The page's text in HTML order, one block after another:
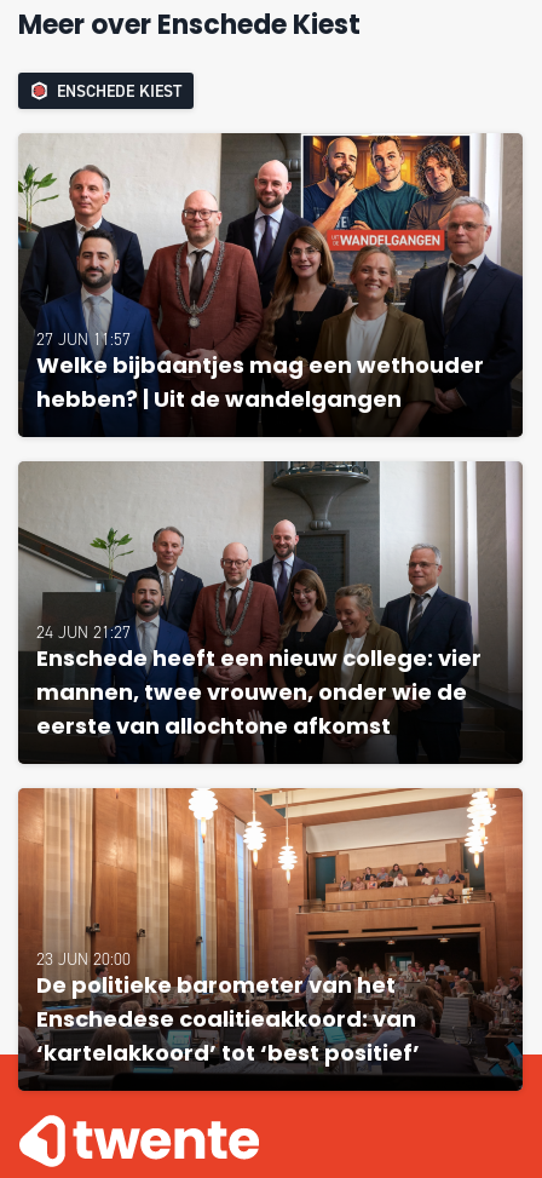
Meer over Enschede Kiest
ENSCHEDE KIEST
27 JUN 11:57
Welke bijbaantjes mag een wethouder
hebben? | Uit de wandelgangen
24 JUN 21:27
Enschede heeft een nieuw college: vier
mannen, twee vrouwen, onder wie de
eerste van allochtone afkomst
23 JUN 20:00
De politieke barometer van het
Enschedese coalitieakkoord: van
‘kartelakkoord’ tot ‘best positief’